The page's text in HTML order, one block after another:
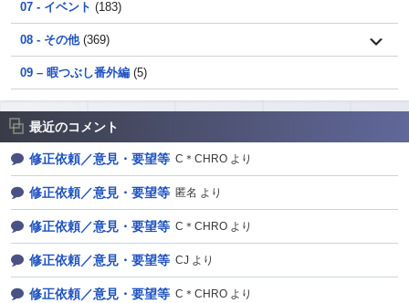
07 - イベント (183)
08 - その他(369)
09 – 暇つぶし番外編 (5)
最近のコメント
修正依頼／意見・要望等 C＊CHRO より
修正依頼／意見・要望等 匿名 より
修正依頼／意見・要望等 C＊CHRO より
修正依頼／意見・要望等 CJ より
修正依頼／意見・要望等 C＊CHRO より